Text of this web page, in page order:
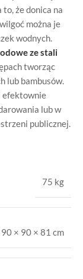
że donica na
można je
wodnych.
ze stali
tworząc
lub bambusów.
efektownie
lub w
publicznej.
75 kg
90 × 90 × 81 cm